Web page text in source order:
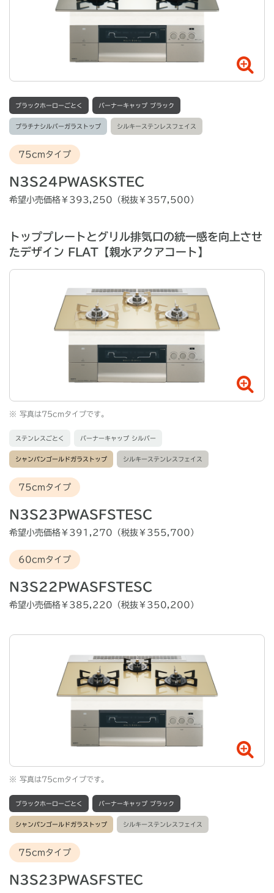
ブラックホーローごとく バーナーキャップ ブラック
プラチナシルバーガラストップ シルキーステンレスフェイス
75cmタイプ
N3S24PWASKSTEC
希望小売価格￥393,250（税抜￥357,500）
トッププレートとグリル排気口の統一感を向上させ
たデザイン FLAT【親水アクアコート】
※ 写真は75cmタイプです。
ステンレスごとく バーナーキャップ シルバー
シャンパンゴールドガラストップ シルキーステンレスフェイス
75cmタイプ
N3S23PWASFSTESC
希望小売価格￥391,270（税抜￥355,700）
60cmタイプ
N3S22PWASFSTESC
希望小売価格￥385,220（税抜￥350,200）
※ 写真は75cmタイプです。
ブラックホーローごとく バーナーキャップ ブラック
シャンパンゴールドガラストップ シルキーステンレスフェイス
75cmタイプ
N3S23PWASFSTEC